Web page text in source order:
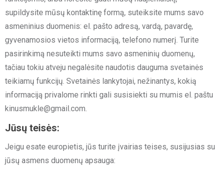
supildysite mūsų kontaktinę formą, suteiksite mums savo
asmeninius duomenis: el. pašto adresą, vardą, pavardę,
gyvenamosios vietos informaciją, telefono numerį. Turite
pasirinkimą nesuteikti mums savo asmeninių duomenų,
tačiau tokiu atveju negalėsite naudotis dauguma svetainės
teikiamų funkcijų. Svetainės lankytojai, nežinantys, kokią
informaciją privalome rinkti gali susisiekti su mumis el. paštu
kinusmukle@gmail.com.
Jūsų teisės:
Jeigu esate europietis, jūs turite įvairias teises, susijusias su
jūsų asmens duomenų apsauga: